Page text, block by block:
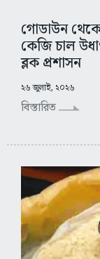
গোডাউন
কেজি চাল
ব্লক প্রশাসন
২৬ জুলাই, ২০২৬
বিস্তারিত